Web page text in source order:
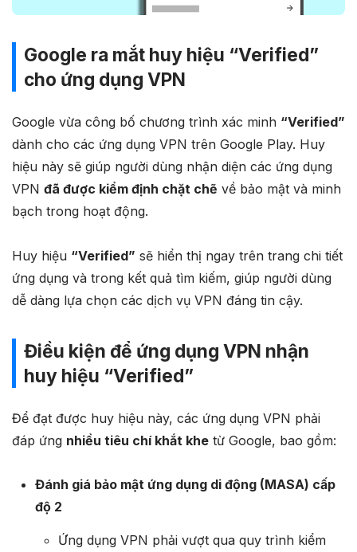
Google ra mắt huy hiệu “Verified”
cho ứng dụng VPN
Google vừa công bố chương trình xác minh “Verified”
dành cho các ứng dụng VPN trên Google Play. Huy
hiệu này sẽ giúp người dùng nhận diện các ứng dụng
VPN đã được kiểm định chặt chẽ về bảo mật và minh
bạch trong hoạt động.
Huy hiệu “Verified” sẽ hiển thị ngay trên trang chi tiết
ứng dụng và trong kết quả tìm kiếm, giúp người dùng
dễ dàng lựa chọn các dịch vụ VPN đáng tin cậy.
Điều kiện để ứng dụng VPN nhận
huy hiệu “Verified”
Để đạt được huy hiệu này, các ứng dụng VPN phải
đáp ứng nhiều tiêu chí khắt khe từ Google, bao gồm:
Đánh giá bảo mật ứng dụng di động (MASA) cấp
độ 2
Ứng dụng VPN phải vượt qua quy trình kiểm